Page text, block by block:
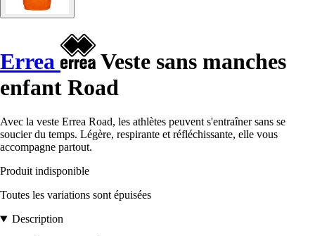
Errea
Veste sans manches
enfant Road
Avec la veste Errea Road, les athlètes peuvent s'entraîner sans se
soucier du temps. Légère, respirante et réfléchissante, elle vous
accompagne partout.
Produit indisponible
Toutes les variations sont épuisées
Description